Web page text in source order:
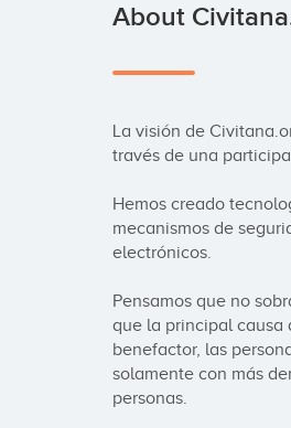
About
La visión de
través de una
Hemos creado
mecanismos de
electrónicos.
Pensamos que no
que la principal causa
benefactor, las
solamente con más
personas.